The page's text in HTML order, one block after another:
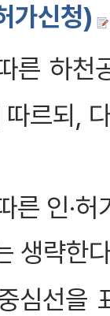
가신청)
른 하천
르되,
른 인·
생략한
심선을